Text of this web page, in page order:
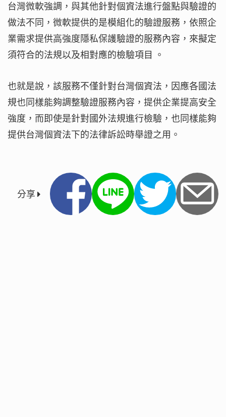
台灣微軟強調，與其他針對個資法進行盤點與驗證的
做法不同，微軟提供的是模組化的驗證服務，依照企
業需求提供高強度隱私保護驗證的服務內容，來擬定
須符合的法規以及相對應的檢驗項目 。
也就是說，該服務不僅針對台灣個資法，因應各國法
規也同樣能夠調整驗證服務內容，提供企業提高安全
強度，而即使是針對國外法規進行檢驗，也同樣能夠
提供台灣個資法下的法律訴訟時舉證之用。
分享